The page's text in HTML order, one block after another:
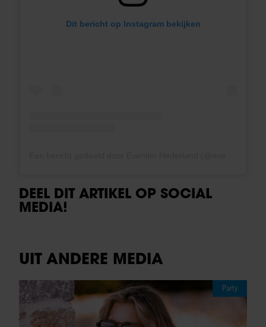
Dit bericht op Instagram bekijken
DEEL DIT ARTIKEL OP SOCIAL
MEDIA!
UIT ANDERE MEDIA
Party